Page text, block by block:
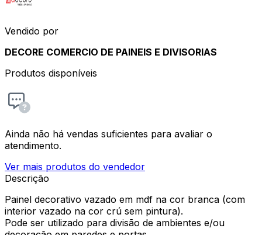
Vendido por
DECORE COMERCIO DE PAINEIS E DIVISORIAS
Produtos disponíveis
Ainda não há vendas suficientes para avaliar o
atendimento.
Ver mais produtos do vendedor
Descrição
Painel decorativo vazado em mdf na cor branca (com
interior vazado na cor crú sem pintura).
Pode ser utilizado para divisão de ambientes e/ou